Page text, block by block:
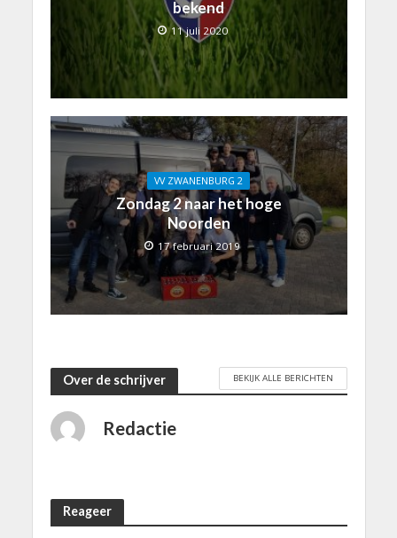
bekend
11 juli 2020
VV ZWANENBURG 2
Zondag 2 naar het hoge
Noorden
17 februari 2019
Over de schrijver BEKIJK ALLE BERICHTEN
Redactie
Reageer